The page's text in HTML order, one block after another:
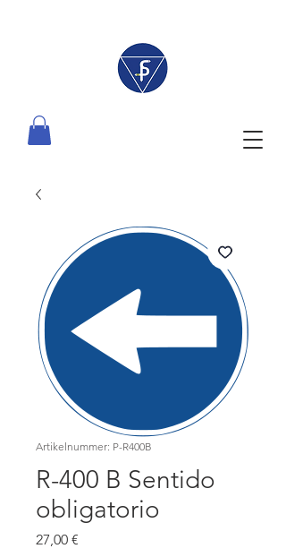
Artikelnummer: P-R400B
R-400 B Sentido
obligatorio
27,00 €